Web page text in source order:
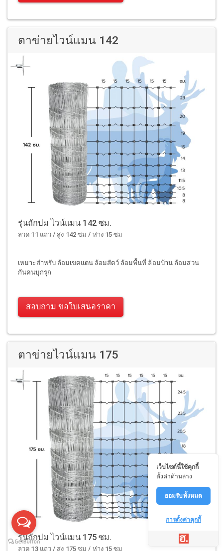
ตาข่ายไวน์แมน 142
รุ่นถักปม ไวน์แมน 142 ซม.
ลวด 11 แถว / สูง 142 ซม / ห่าง 15 ซม
เหมาะสำหรับ ล้อมเขตแดน ล้อมสัตว์ ล้อมพื้นที่ ล้อมบ้าน ล้อมสวน
กันคนบุกรุก
สอบถาม ขอใบเสนอราคา
ตาข่ายไวน์แมน 175
รุ่นถักปม ไวน์แมน 175 ซม.
ลวด 13 แถว / สูง 175 ซม / ห่าง 15 ซม
เว็บไซต์นี้ใช้คุกกี้
ตั้งค่าด้านล่าง
ยอมรับทั้งหมด
การตั้งค่าคุกกี้